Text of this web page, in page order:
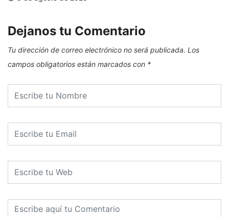
Dejanos tu Comentario
Tu dirección de correo electrónico no será publicada. Los
campos obligatorios están marcados con *